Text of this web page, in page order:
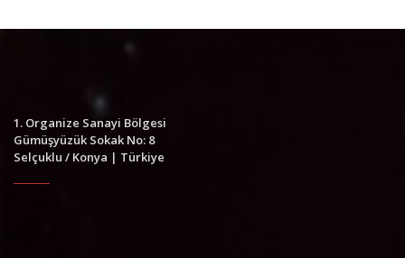
1. Organize Sanayi Bölgesi
Gümüşyüzük Sokak No: 8
Selçuklu / Konya | Türkiye